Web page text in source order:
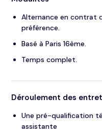
Alternance en contrat
préférence.
Basé à Paris 16ème.
Temps complet.
Déroulement des
Une pré-qualification
assistante